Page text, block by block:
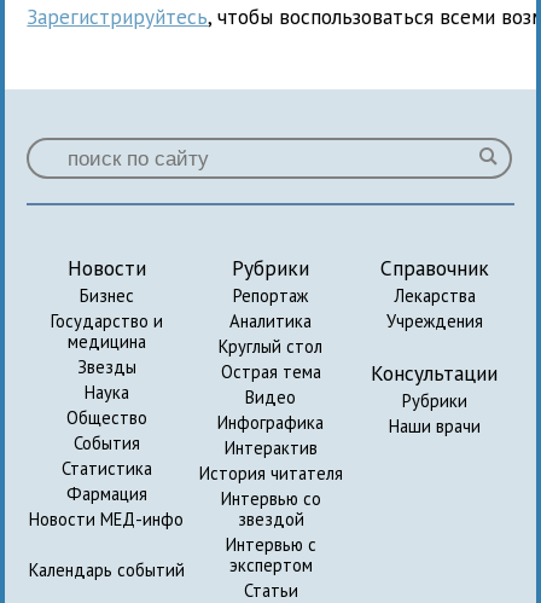
Зарегистрируйтесь, чтобы воспользоваться всеми
Новости
Бизнес
Государство и
медицина
Звезды
Наука
Общество
События
Статистика
Фармация
Новости МЕД-инфо
Календарь событий
Рубрики
Репортаж
Аналитика
Круглый стол
Острая тема
Видео
Инфографика
Интерактив
История читателя
Интервью со
звездой
Интервью с
экспертом
Статьи
Справочник
Лекарства
Учреждения
Консультации
Рубрики
Наши врачи